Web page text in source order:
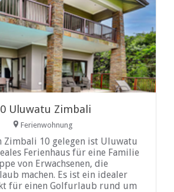
Uluwatu Zimbali
Ferienwohnung
Zimbali 10 gelegen ist Uluwatu
Ferienhaus für eine Familie
von Erwachsenen, die
machen. Es ist ein idealer
für einen Golfurlaub rund um